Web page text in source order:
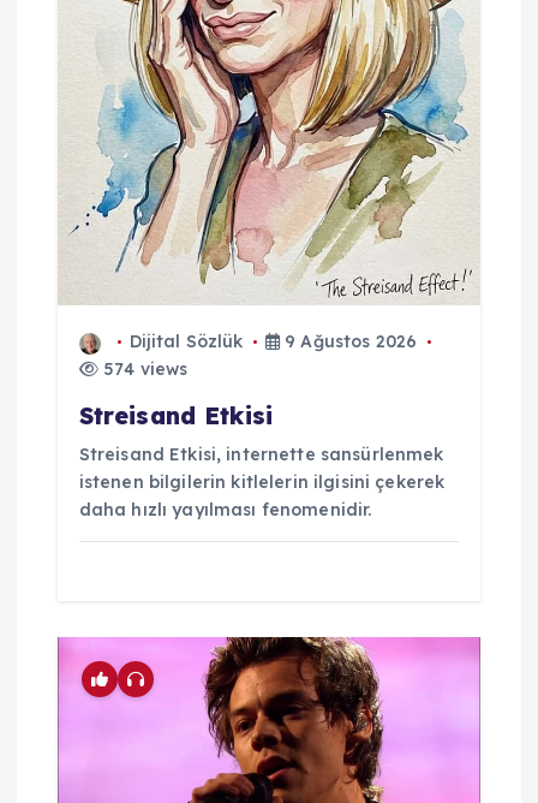
Dijital Sözlük
9 Ağustos 2026
574 views
Streisand Etkisi
Streisand Etkisi, internette sansürlenmek
istenen bilgilerin kitlelerin ilgisini çekerek
daha hızlı yayılması fenomenidir.